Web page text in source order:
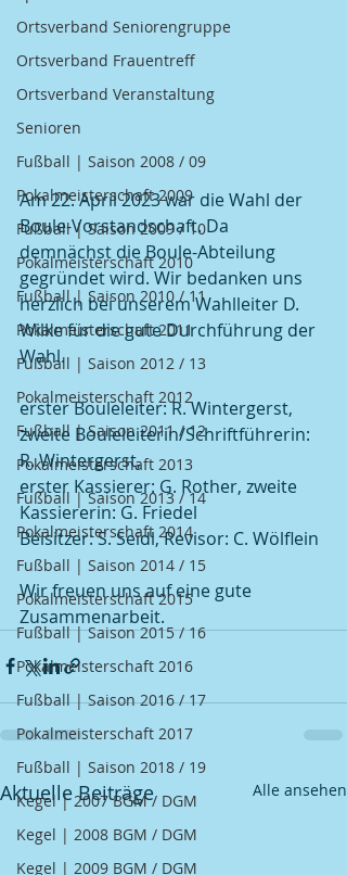
Ortsverband Seniorengruppe
Ortsverband Frauentreff
Ortsverband Veranstaltung
Senioren
Fußball | Saison 2008 / 09
Pokalmeisterschaft 2009
Fußball | Saison 2009 / 10
Pokalmeisterschaft 2010
Fußball | Saison 2010 / 11
Pokalmeisterschaft 2011
Fußball | Saison 2012 / 13
Pokalmeisterschaft 2012
Fußball | Saison 2011 / 12
Pokalmeisterschaft 2013
Fußball | Saison 2013 / 14
Pokalmeisterschaft 2014
Fußball | Saison 2014 / 15
Pokalmeisterschaft 2015
Fußball | Saison 2015 / 16
Pokalmeisterschaft 2016
Fußball | Saison 2016 / 17
Pokalmeisterschaft 2017
Fußball | Saison 2018 / 19
Kegel | 2007 BGM / DGM
Kegel | 2008 BGM / DGM
Kegel | 2009 BGM / DGM
Am 22. April 2023 war die Wahl der
Boule-Vorstandschaft. Da
demnächst die Boule-Abteilung
gegründet wird. Wir bedanken uns
herzlich bei unserem Wahlleiter D.
Wilke für die gute Durchführung der
Wahl.
erster Bouleleiter: R. Wintergerst,
zweite Bouleleiterin/Schriftführerin:
R. Wintergerst,
erster Kassierer: G. Rother, zweite
Kassiererin: G. Friedel
Beisitzer: S. Seidl, Revisor: C. Wölflein
Wir freuen uns auf eine gute
Zusammenarbeit.
Aktuelle Beiträge Alle ansehen